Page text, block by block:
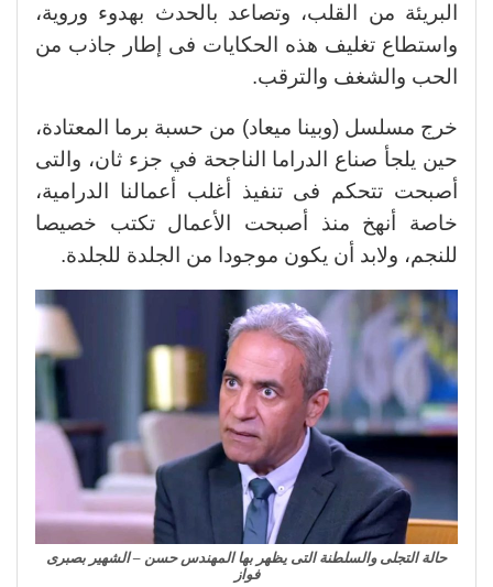
البريئة من القلب، وتصاعد بالحدث بهدوء وروية،
واستطاع تغليف هذه الحكايات فى إطار جاذب من
الحب والشغف والترقب.
خرج مسلسل (وبينا ميعاد) من حسبة برما المعتادة،
حين يلجأ صناع الدراما الناجحة في جزء ثان، والتى
أصبحت تتحكم فى تنفيذ أغلب أعمالنا الدرامية،
خاصة أنهخ منذ أصبحت الأعمال تكتب خصيصا
للنجم، ولابد أن يكون موجودا من الجلدة للجلدة.
حالة التجلى والسلطنة التى يظهر بها المهندس حسن – الشهير بصبرى
فواز